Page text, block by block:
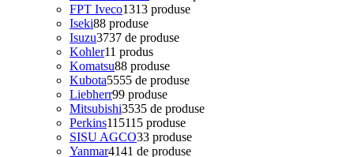
FPT Iveco1313 produse
Iseki88 produse
Isuzu3737 de produse
Kohler11 produs
Komatsu88 produse
Kubota5555 de produse
Liebherr99 produse
Mitsubishi3535 de produse
Perkins115115 produse
SISU AGCO33 produse
Yanmar4141 de produse